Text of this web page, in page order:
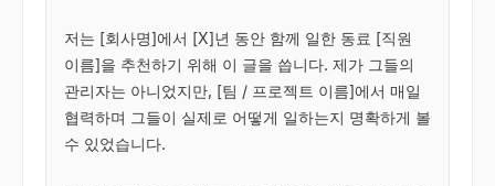
저는 [회사명]에서 [X]년 동안 함께 일한 동료 [직원
이름]을 추천하기 위해 이 글을 씁니다. 제가 그들의
관리자는 아니었지만, [팀 / 프로젝트 이름]에서 매일
협력하며 그들이 실제로 어떻게 일하는지 명확하게 볼
수 있었습니다.